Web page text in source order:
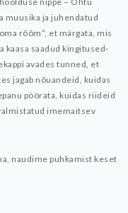
muusika ja juhendatud
rõõm”, et märgata, mis
kaasa saadud kingitused-
avades tunned, et
jagab nõuandeid, kuidas
pöörata, kuidas riideid
imemaitsev
naudime puhkamist keset